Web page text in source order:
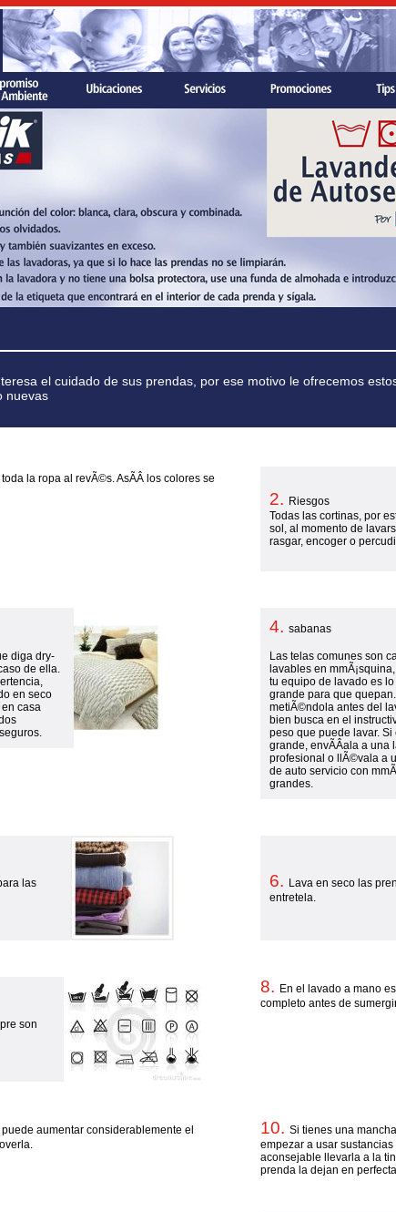
el cuidado de sus prendas, por ese motivo le ofrecemos
nuevas
la ropa al revÃ©s. AsÃ­Â­ los colores se
2. Riesgos
Todas las cortinas, por
sol, al momento de
rasgar, encoger o
diga dry-
de ella.
en seco
casa
4. sabanas
Las telas comunes son
lavables en
tu equipo de lavado es
grande para que
metiÃ©ndola antes del
bien busca en el
peso que puede lavar.
grande, envÃ­Â­ala a una
profesional o llÃ©vala a
de auto servicio con
grandes.
las
6. Lava en seco las
entretela.
son
8. En el lavado a mano
completo antes de
aumentar considerablemente el
10. Si tienes una
empezar a usar
aconsejable llevarla a la
prenda la dejan en